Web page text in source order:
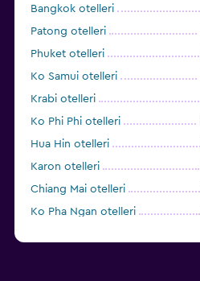
Bangkok otelleri
Patong otelleri
Phuket otelleri
Ko Samui otelleri
Krabi otelleri
Ko Phi Phi otelleri
Hua Hin otelleri
Karon otelleri
Chiang Mai otelleri
Ko Pha Ngan otelleri